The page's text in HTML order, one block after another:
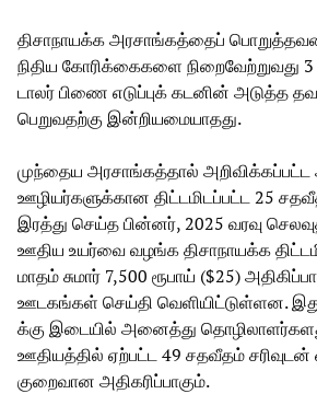
திசாநாயக்க அரசாங்கத்தைப்
நிதிய கோரிக்கைகளை நிறைவேற்றுவது
டாலர் பிணை எடுப்புக் கடனின் அடுத்த
பெறுவதற்கு இன்றியமையாதது.
முந்தைய அரசாங்கத்தால் அறிவிக்கப்பட்ட
ஊழியர்களுக்கான திட்டமிடப்பட்ட 25
இரத்து செய்த பின்னர், 2025 வரவு
ஊதிய உயர்வை வழங்க திசாநாயக்க
மாதம் சுமார் 7,500 ரூபாய் ($25)
ஊடகங்கள் செய்தி வெளியிட்டுள்ளன. இது
க்கு இடையில் அனைத்து
ஊதியத்தில் ஏற்பட்ட 49 சதவீதம் சரிவுடன்
குறைவான அதிகரிப்பாகும்.